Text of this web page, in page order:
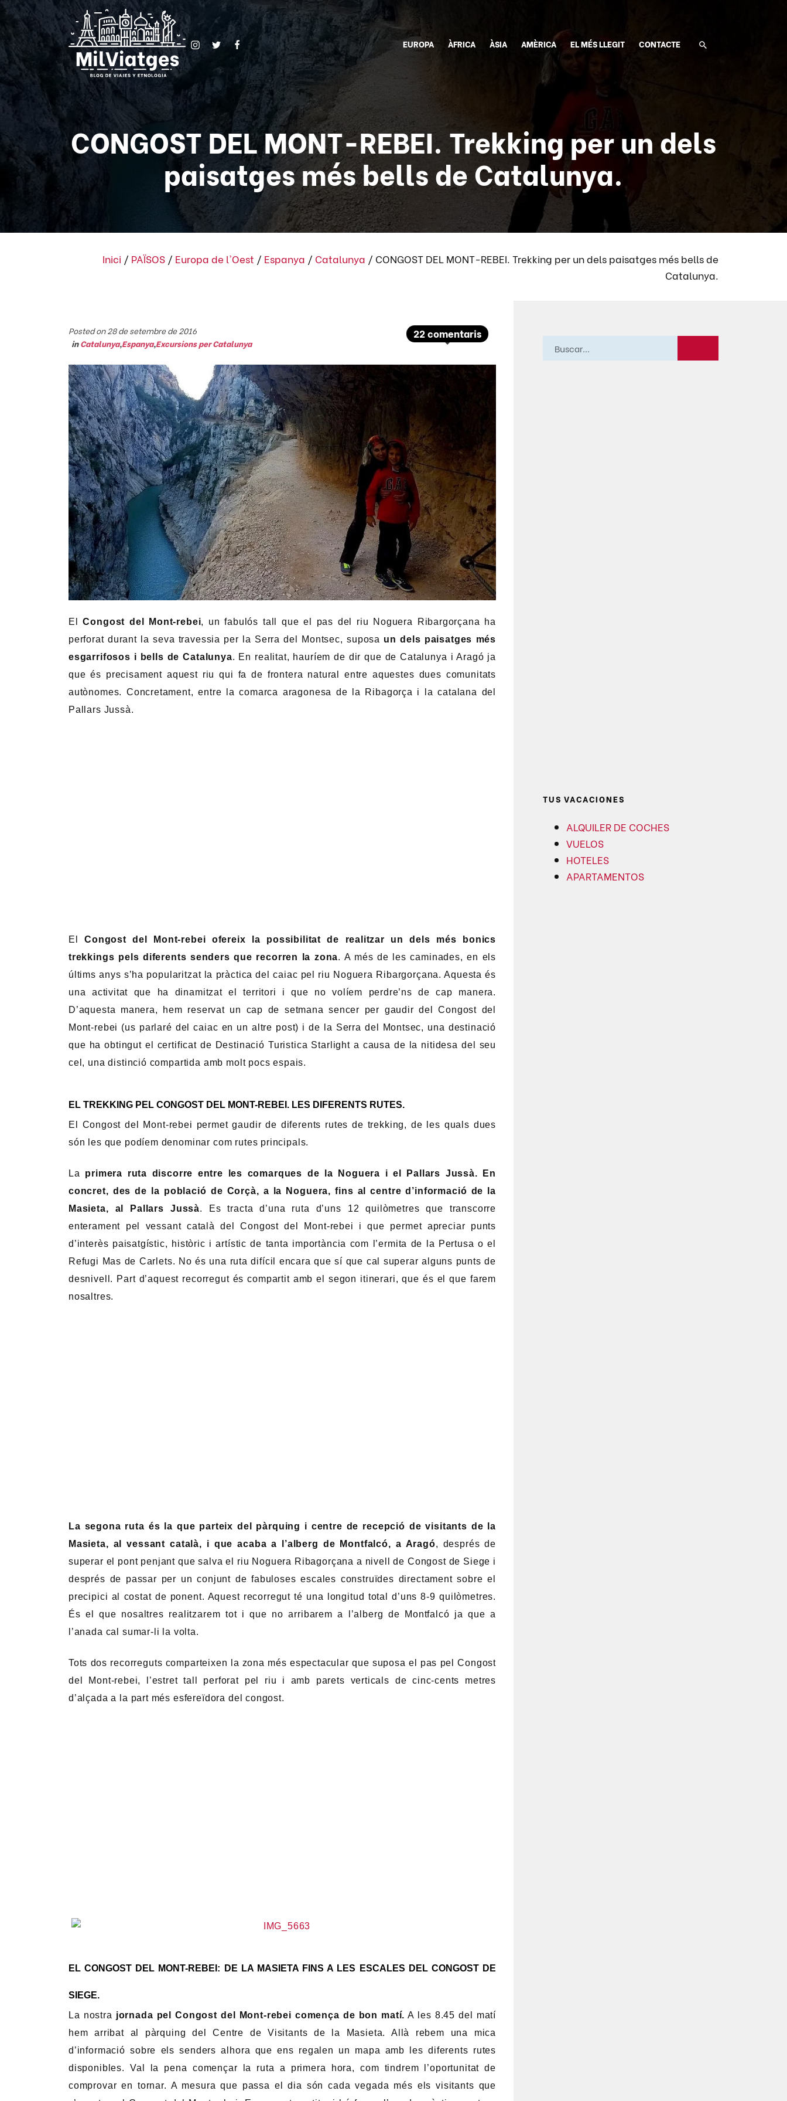
EUROPA ÀFRICA ÀSIA AMÈRICA EL MÉS LLEGIT CONTACTE
CONGOST DEL MONT-REBEI. Trekking per un dels
paisatges més bells de Catalunya.
Inici / PAÏSOS / Europa de l'Oest / Espanya / Catalunya / CONGOST DEL MONT-REBEI. Trekking per un dels paisatges més bells de
Catalunya.
22 comentaris
Posted on 28 de setembre de 2016
inCatalunya,Espanya,Excursions per Catalunya
ElCongost del Mont-rebei, un fabulós tall que el pas del riu Noguera Ribargorçana ha
perforat durant la seva travessia per la Serra del Montsec, suposa un dels paisatges més
esgarrifosos i bells de Catalunya. En realitat, hauríem de dir que de Catalunya i Aragó ja
que és precisament aquest riu qui fa de frontera natural entre aquestes dues comunitats
autònomes. Concretament, entre la comarca aragonesa de la Ribagorça i la catalana del
Pallars Jussà.
ElCongost del Mont-rebei ofereix la possibilitat de realitzar un dels més bonics
trekkings pels diferents senders que recorren la zona. A més de les caminades, en els
últims anys s’ha popularitzat la pràctica del caiac pel riu Noguera Ribargorçana. Aquesta és
una activitat que ha dinamitzat el territori i que no volíem perdre’ns de cap manera.
D’aquesta manera, hem reservat un cap de setmana sencer per gaudir del Congost del
Mont-rebei (us parlaré del caiac en un altre post) i de la Serra del Montsec, una destinació
que ha obtingut el certificat de Destinació Turistica Starlight a causa de la nitidesa del seu
cel, una distinció compartida amb molt pocs espais.
EL TREKKING PEL CONGOST DEL MONT-REBEI. LES DIFERENTS RUTES.
El Congost del Mont-rebei permet gaudir de diferents rutes de trekking, de les quals dues
són les que podíem denominar com rutes principals.
La primera ruta discorre entre les comarques de la Noguera i el Pallars Jussà. En
concret, des de la població de Corçà, a la Noguera, fins al centre d’informació de la
Masieta, al Pallars Jussà. Es tracta d’una ruta d’uns 12 quilòmetres que transcorre
enterament pel vessant català del Congost del Mont-rebei i que permet apreciar punts
d’interès paisatgístic, històric i artístic de tanta importància com l’ermita de la Pertusa o el
Refugi Mas de Carlets. No és una ruta difícil encara que sí que cal superar alguns punts de
desnivell. Part d’aquest recorregut és compartit amb el segon itinerari, que és el que farem
nosaltres.
La segona ruta és la que parteix del pàrquing i centre de recepció de visitants de la
Masieta, al vessant català, i que acaba a l’alberg de Montfalcó, a Aragó, després de
superar el pont penjant que salva el riu Noguera Ribagorçana a nivell de Congost de Siege i
després de passar per un conjunt de fabuloses escales construïdes directament sobre el
precipici al costat de ponent. Aquest recorregut té una longitud total d’uns 8-9 quilòmetres.
És el que nosaltres realitzarem tot i que no arribarem a l’alberg de Montfalcó ja que a
l’anada cal sumar-li la volta.
Tots dos recorreguts comparteixen la zona més espectacular que suposa el pas pel Congost
del Mont-rebei, l’estret tall perforat pel riu i amb parets verticals de cinc-cents metres
d’alçada a la part més esfereïdora del congost.
EL CONGOST DEL MONT-REBEI: DE LA MASIETA FINS A LES ESCALES DEL CONGOST DE
SIEGE.
La nostra jornada pel Congost del Mont-rebei comença de bon matí. A les 8.45 del matí
hem arribat al pàrquing del Centre de Visitants de la Masieta. Allà rebem una mica
d’informació sobre els senders alhora que ens regalen un mapa amb les diferents rutes
disponibles. Val la pena començar la ruta a primera hora, com tindrem l’oportunitat de
comprovar en tornar. A mesura que passa el dia són cada vegada més els visitants que
TUS VACACIONES
ALQUILER DE COCHES
VUELOS
HOTELES
APARTAMENTOS